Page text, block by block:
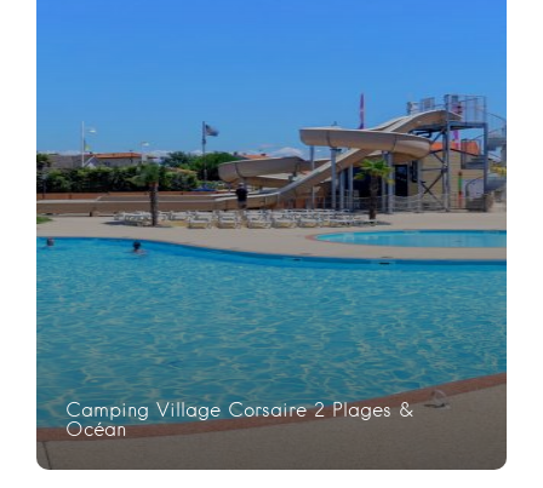
Camping Village Corsaire 2 Plages &
Océan